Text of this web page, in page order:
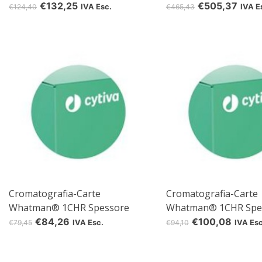
0,92 mm, 22 x 2,5 cm, 100 blad
€124,40 €132,25 IVA Esc.
0,92 mm, 57 x 46 cm,
€465,43 €505,37 IVA
Cromatografia-Carte
Whatman® 1CHR Spessore
0,18 mm, 100 m x 4 cm, 1
€79,45 €84,26 IVA Esc.
Cromatografia-Carte
Whatman® 1CHR
0,18 mm, 20 x 20 cm,
€94,10 €100,08 IVA